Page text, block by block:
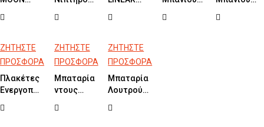
Flush®
GLOSSY
3 οπών
TECNO
Black
ένθετοι
WHITE
WHITE
ΖΗΤΗΣΤΕ
ΠΡΟΣΦΟΡΑ
Πλακέτες
Ενεργοποίησης
COLOURS
ΖΗΤΗΣΤΕ
ΠΡΟΣΦΟΡΑ
Μπαταρία
ντους
CD801
ΖΗΤΗΣΤΕ
ΠΡΟΣΦΟΡΑ
Μπαταρία
Λουτρού